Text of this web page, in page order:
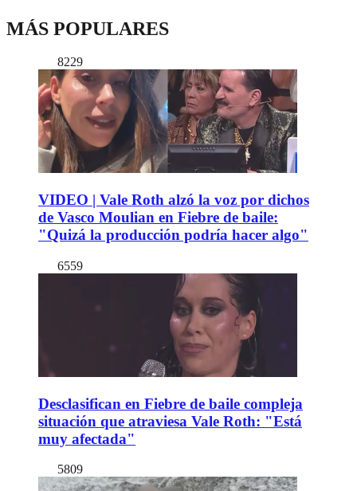
MÁS POPULARES
8229
VIDEO | Vale Roth alzó la voz por dichos
de Vasco Moulian en Fiebre de baile:
"Quizá la producción podría hacer algo"
6559
Desclasifican en Fiebre de baile compleja
situación que atraviesa Vale Roth: "Está
muy afectada"
5809